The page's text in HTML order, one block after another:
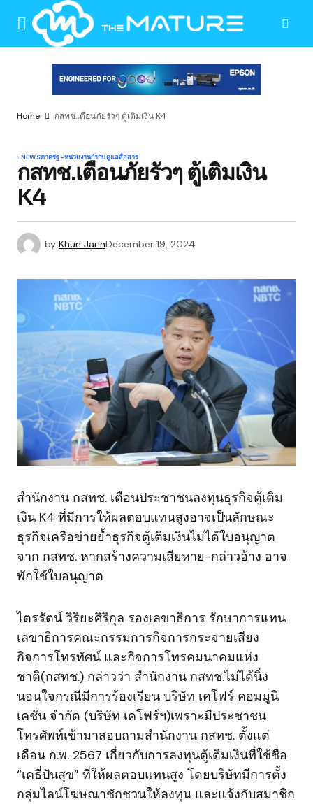
Home กสทช.เตือนภัยรัวๆ ตู้เติมเงิน K4
NEWSภาครัฐ-หน่วยงานกำกับดูแลสื่อสาร
กสทช.เตือนภัยรัวๆ ตู้เติมเงิน
K4
by Khun JarinDecember 19, 2024
สำนักงาน กสทช. เตือนประชาชนลงทุนธุรกิจตู้เติม
เงิน K4 ที่มีการให้ผลตอบแทนสูงอาจเป็นลักษณะ
ธุรกิจเครือข่ายย้ำธุรกิจตู้เติมเงินไม่ได้ใบอนุญาต
จาก กสทช. หากสร้างความเสียหาย-กล่าวอ้าง อาจ
พักใช้ใบอนุญาต
ไตรรัตน์ วิริยะศิริกุล รองเลขาธิการ รักษาการแทน
เลขาธิการคณะกรรมการกิจการกระจายเสียง
กิจการโทรทัศน์ และกิจการโทรคมนาคมแห่ง
ชาติ(กสทช.) กล่าวว่า สำนักงาน กสทช.ไม่ได้นิ่ง
นอนใจกรณีมีการร้องเรียน บริษัท เคโฟร์ คอมมูนิ
เคชั่น จำกัด (บริษัท เคโฟร์ฯ)เพราะมีประชาชน
โทรศัพท์เข้ามาสอบถามสำนักงาน กสทช. ตั้งแต่
เดือน ก.พ. 2567 เกี่ยวกับการลงทุนตู้เติมเงินที่ใช้ชื่อ
“เคธี่ปันสุข” ที่ให้ผลตอบแทนสูง โดยบริษัทมีการตั้ง
กลุ่มไลน์โฆษณาชักชวนให้ลงทุน และแจ้งกับสมาชิก